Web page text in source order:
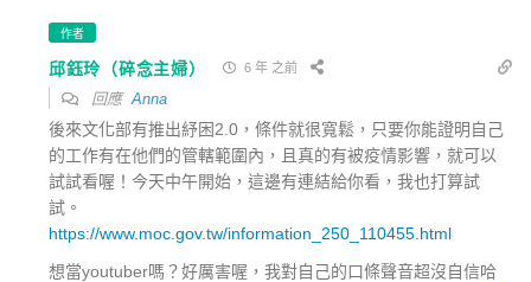
作者
邱鈺玲（碎念主婦） 6 年 之前
回應 Anna
後來文化部有推出紓困2.0，條件就很寬鬆，只要你能證明自己
的工作有在他們的管轄範圍內，且真的有被疫情影響，就可以
試試看喔！今天中午開始，這邊有連結給你看，我也打算試
試。
https://www.moc.gov.tw/information_250_110455.html
想當youtuber嗎？好厲害喔，我對自己的口條聲音超沒自信哈